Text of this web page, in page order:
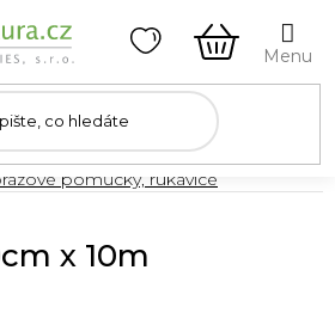
NÁKUPNÍ
KOŠÍK
pomůcky, rukavice
x 10m